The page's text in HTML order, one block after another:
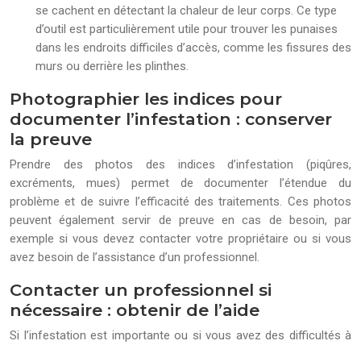
se cachent en détectant la chaleur de leur corps. Ce type
d’outil est particulièrement utile pour trouver les punaises
dans les endroits difficiles d’accès, comme les fissures des
murs ou derrière les plinthes.
Photographier les indices pour
documenter l’infestation : conserver
la preuve
Prendre des photos des indices d’infestation (piqûres,
excréments, mues) permet de documenter l’étendue du
problème et de suivre l’efficacité des traitements. Ces photos
peuvent également servir de preuve en cas de besoin, par
exemple si vous devez contacter votre propriétaire ou si vous
avez besoin de l’assistance d’un professionnel.
Contacter un professionnel si
nécessaire : obtenir de l’aide
Si l’infestation est importante ou si vous avez des difficultés à